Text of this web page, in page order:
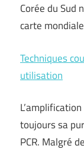
Corée du Sud
carte
Techniques
utilisation
toujours sa
PCR. Malgré